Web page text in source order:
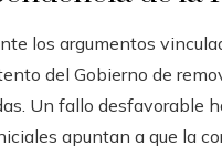
los argumentos
del Gobierno de
Un fallo desfavorable
apuntan a que la